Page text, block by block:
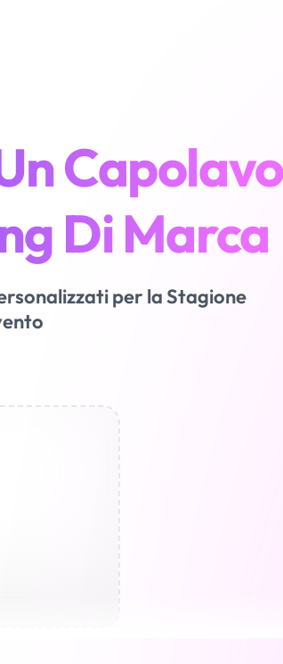
Di Marca
per la Stagione